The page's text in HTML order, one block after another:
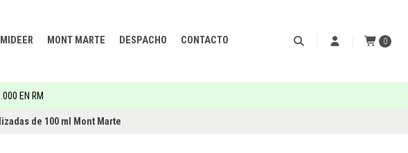
MIDEER MONT MARTE DESPACHO CONTACTO 0
EN RM
de 100 ml Mont Marte